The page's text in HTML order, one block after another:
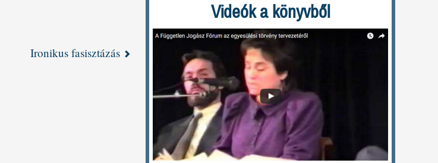
Ironikus fasisztázás
Videók a könyvből